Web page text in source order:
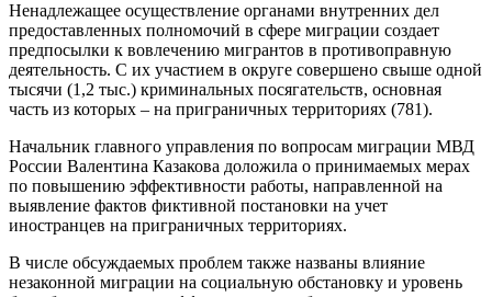
Ненадлежащее осуществление органами внутренних дел
предоставленных полномочий в сфере миграции создает
предпосылки к вовлечению мигрантов в противоправную
деятельность. С их участием в округе совершено свыше одной
тысячи (1,2 тыс.) криминальных посягательств, основная
часть из которых – на приграничных территориях (781).
Начальник главного управления по вопросам миграции МВД
России Валентина Казакова доложила о принимаемых мерах
по повышению эффективности работы, направленной на
выявление фактов фиктивной постановки на учет
иностранцев на приграничных территориях.
В числе обсуждаемых проблем также названы влияние
незаконной миграции на социальную обстановку и уровень